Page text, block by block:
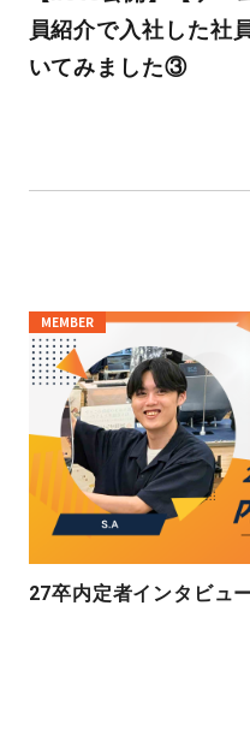
員紹介で入社した社
いてみました③
MEMBER
27卒内定者インタビュ